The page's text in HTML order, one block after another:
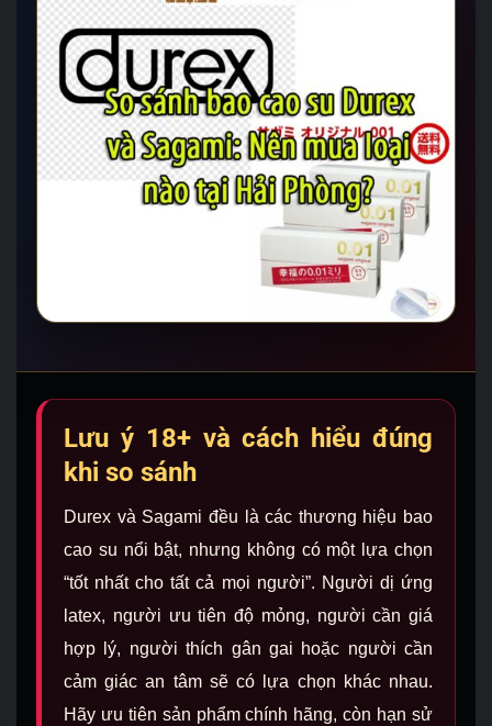
Lưu ý 18+ và cách hiểu đúng
khi so sánh
Durex và Sagami đều là các thương hiệu bao
cao su nổi bật, nhưng không có một lựa chọn
“tốt nhất cho tất cả mọi người”. Người dị ứng
latex, người ưu tiên độ mỏng, người cần giá
hợp lý, người thích gân gai hoặc người cần
cảm giác an tâm sẽ có lựa chọn khác nhau.
Hãy ưu tiên sản phẩm chính hãng, còn hạn sử